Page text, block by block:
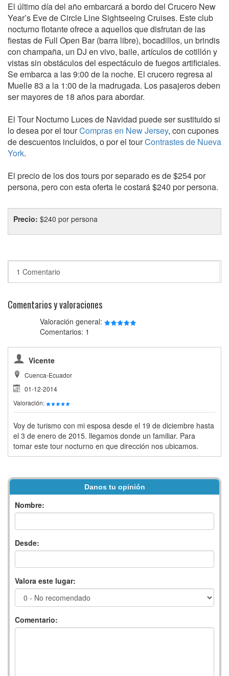
El último día del año embarcará a bordo del Crucero New
Year’s Eve de Circle Line Sightseeing Cruises. Este club
nocturno flotante ofrece a aquellos que disfrutan de las
fiestas de Full Open Bar (barra libre), bocadillos, un brindis
con champaña, un DJ en vivo, baile, artículos de cotillón y
vistas sin obstáculos del espectáculo de fuegos artificiales.
Se embarca a las 9:00 de la noche. El crucero regresa al
Muelle 83 a la 1:00 de la madrugada. Los pasajeros deben
ser mayores de 18 años para abordar.
El Tour Nocturno Luces de Navidad puede ser sustituido si
lo desea por el tourCompras en New Jersey, con cupones
de descuentos incluidos, o por el tourContrastes de Nueva
York.
El precio de los dos tours por separado es de $254 por
persona, pero con esta oferta le costará $240 por persona.
Precio: $240 por persona
1 Comentario
Comentarios y valoraciones
Valoración general:
Comentarios: 1
Vicente
Cuenca-Ecuador
01-12-2014
Valoración:
Voy de turismo con mi esposa desde el 19 de diciembre hasta
el 3 de enero de 2015. llegamos donde un familiar. Para
tomar este tour nocturno en que dirección nos ubicamos.
Danos tu opinión
Nombre:
Desde:
Valora este lugar:
Comentario: